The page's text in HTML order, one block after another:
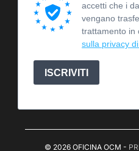
accetti che i
vengano
trattamento in
sulla privacy di
ISCRIVITI
© 2026 OFICINA OCM -